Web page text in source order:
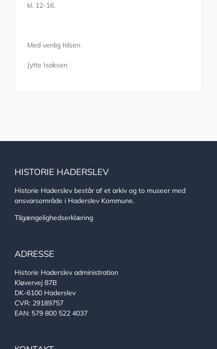
kl. 12-16.
Med venlig hilsen
Jytte Isaksen
HISTORIE HADERSLEV
Historie Haderslev består af et arkiv og to museer med
ansvarsområde i Haderslev Kommune.
Tilgængelighedserklæring
ADRESSE
Historie Haderslev administration
Kløvervej 87B
DK-6100 Haderslev
CVR: 29189757
EAN: 579 800 522 4037